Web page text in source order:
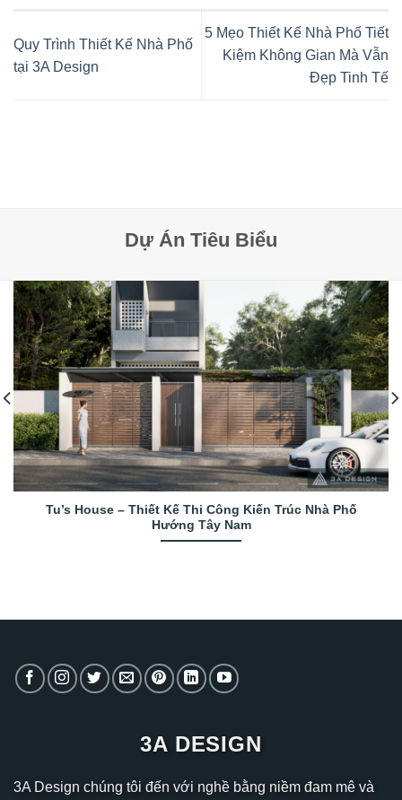
Quy Trình Thiết Kế Nhà Phố
tại 3A Design
5 Mẹo Thiết Kế Nhà Phố Tiết
Kiệm Không Gian Mà Vẫn
Đẹp Tinh Tế
Dự Án Tiêu Biểu
Tu’s House – Thiết Kế Thi Công Kiến Trúc Nhà Phố
Hướng Tây Nam
3A DESIGN
3A Design chúng tôi đến với nghề bằng niềm đam mê và